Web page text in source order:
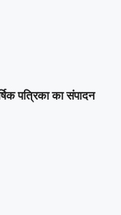
पत्रिका का संपादन